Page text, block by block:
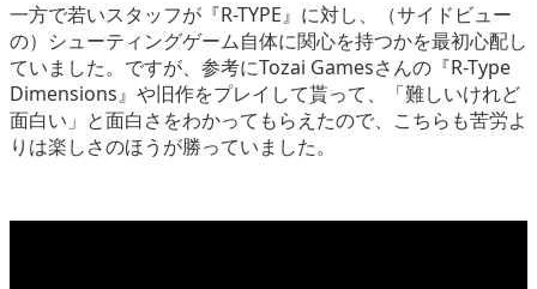
一方で若いスタッフが『R-TYPE』に対し、（サイドビュー
の）シューティングゲーム自体に関心を持つかを最初心配し
ていました。ですが、参考にTozai Gamesさんの『R-Type
Dimensions』や旧作をプレイして貰って、「難しいけれど
面白い」と面白さをわかってもらえたので、こちらも苦労よ
りは楽しさのほうが勝っていました。